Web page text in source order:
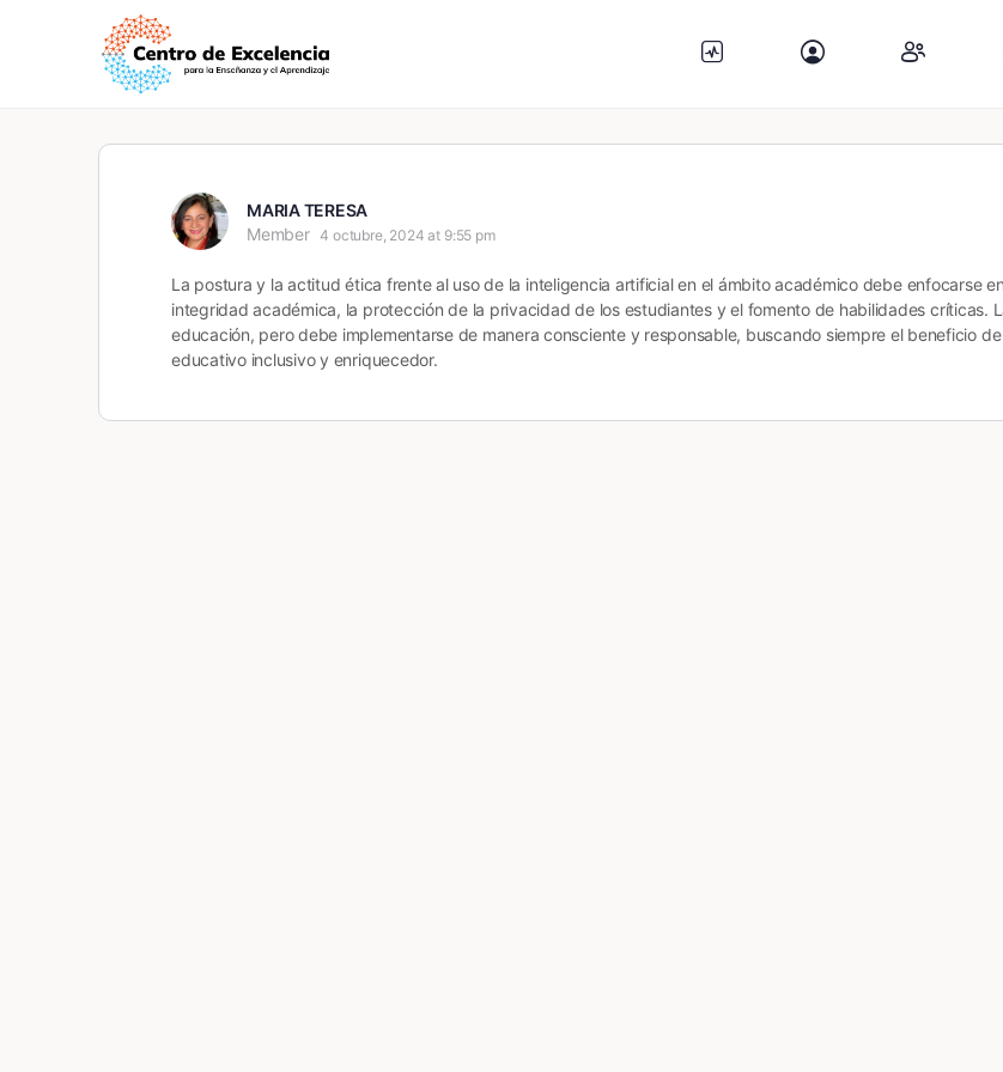
MARIA TERESA
Member 4 octubre, 2024 at 9:55 pm
La postura y la actitud ética frente al uso de la inteligencia artificial en el ámbito académico debe enfocarse
integridad académica, la protección de la privacidad de los estudiantes y el fomento de habilidades críticas.
educación, pero debe implementarse de manera consciente y responsable, buscando siempre el beneficio
educativo inclusivo y enriquecedor.